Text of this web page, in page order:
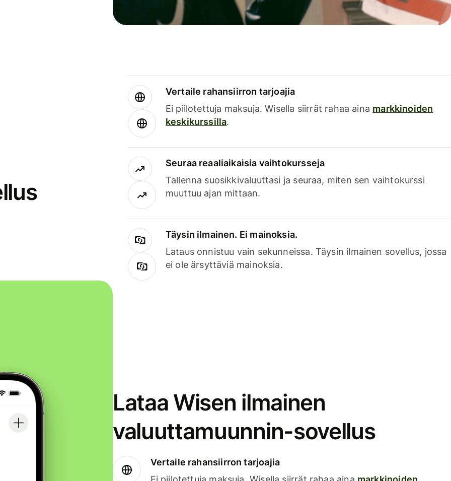
Vertaile rahansiirron tarjoajia
Ei piilotettuja maksuja. Wisella siirrät rahaa aina markkinoiden
keskikurssilla.
Seuraa reaaliaikaisia vaihtokursseja
Tallenna suosikkivaluuttasi ja seuraa, miten sen vaihtokurssi
muuttuu ajan mittaan.
Täysin ilmainen. Ei mainoksia.
Lataus onnistuu vain sekunneissa. Täysin ilmainen sovellus, jossa
ei ole ärsyttäviä mainoksia.
Lataa Wisen ilmainen
valuuttamuunnin-sovellus
Vertaile rahansiirron tarjoajia